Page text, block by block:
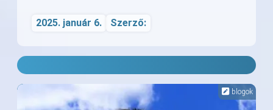
2025. január 6. Szerző:
blogok